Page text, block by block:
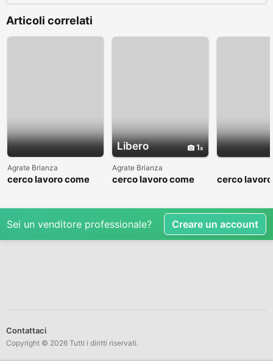
Articoli correlati
Agrate Brianza
cerco lavoro come
Libero 1
Agrate Brianza
cerco lavoro come
cerco
Sei un venditore professionale? Creare un account
Contattaci
Copyright © 2026 Tutti i diritti riservati.